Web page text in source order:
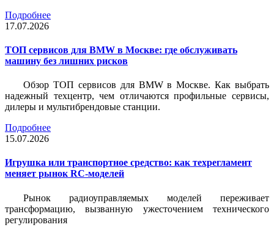
Подробнее
17.07.2026
ТОП сервисов для BMW в Москве: где обслуживать
машину без лишних рисков
Обзор ТОП сервисов для BMW в Москве. Как выбрать
надежный техцентр, чем отличаются профильные сервисы,
дилеры и мультибрендовые станции.
Подробнее
15.07.2026
Игрушка или транспортное средство: как техрегламент
меняет рынок RC-моделей
Рынок радиоуправляемых моделей переживает
трансформацию, вызванную ужесточением технического
регулирования